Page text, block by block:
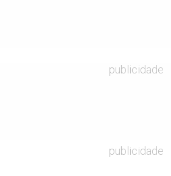
publicidade
publicidade